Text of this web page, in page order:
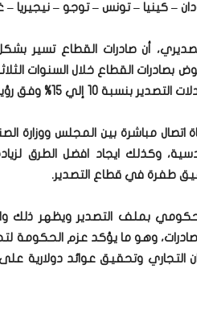
– كينيا – تونس – توجو – نيجيريا –
أن صادرات القطاع تسير
بصادرات القطاع خلال السنوات
رؤية برنامج دعم الصادرات.
مباشرة بين المجلس ووزارة
وكذلك ايجاد افضل الطرق
طفرة في قطاع التصدير.
بملف التصدير ويظهر ذلك
وهو ما يؤكد عزم الحكومة
وتحقيق عوائد دولارية على